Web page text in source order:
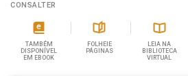
CONSALTER
TAMBÉM
DISPONÍVEL
EM EBOOK
FOLHEIE
PÁGINAS
LEIA NA
BIBLIOTECA
VIRTUAL